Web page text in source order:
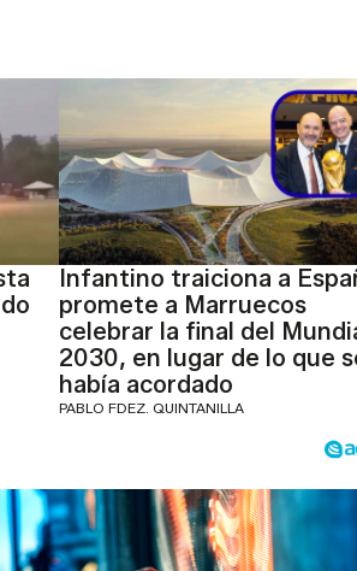
Infantino traiciona a
promete a Marruecos
celebrar la final del
2030, en lugar de lo que
había acordado
PABLO FDEZ. QUINTANILLA